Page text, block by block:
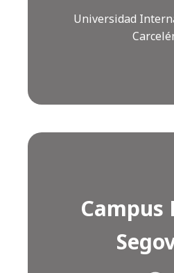
Universidad
Campus
¿Cómo